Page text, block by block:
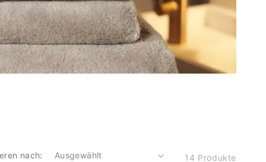
nach: 14 Produkte